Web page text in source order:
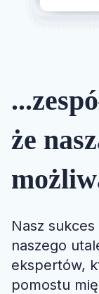
że
Nasz
naszego
ekspertów,
pomostu